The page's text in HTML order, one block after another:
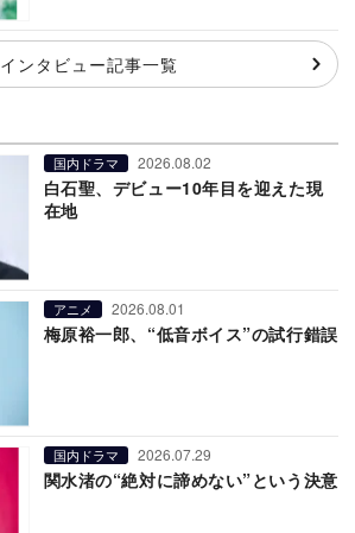
インタビュー記事一覧
国内ドラマ 2026.08.02
白石聖、デビュー10年目を迎えた現
在地
アニメ 2026.08.01
梅原裕一郎、“低音ボイス”の試行錯誤
国内ドラマ 2026.07.29
関水渚の“絶対に諦めない”という決意